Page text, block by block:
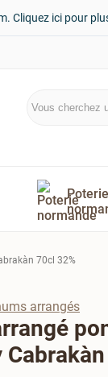
Cliquez ici pour
Poterie
70cl 32%
arrangés